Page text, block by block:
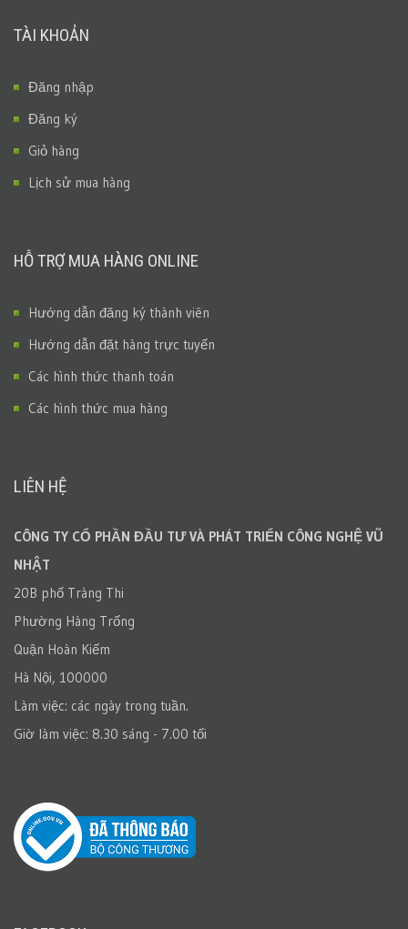
TÀI KHOẢN
Đăng nhập
Đăng ký
Giỏ hàng
Lịch sử mua hàng
HỖ TRỢ MUA HÀNG ONLINE
Hướng dẫn đăng ký thành viên
Hướng dẫn đặt hàng trực tuyến
Các hình thức thanh toán
Các hình thức mua hàng
LIÊN HỆ
CÔNG TY CỔ PHẦN ĐẦU TƯ VÀ PHÁT TRIỂN CÔNG NGHỆ VŨ
NHẬT
20B phố Tràng Thi
Phường Hàng Trống
Quận Hoàn Kiếm
Hà Nội, 100000
Làm việc: các ngày trong tuần.
Giờ làm việc: 8.30 sáng - 7.00 tối